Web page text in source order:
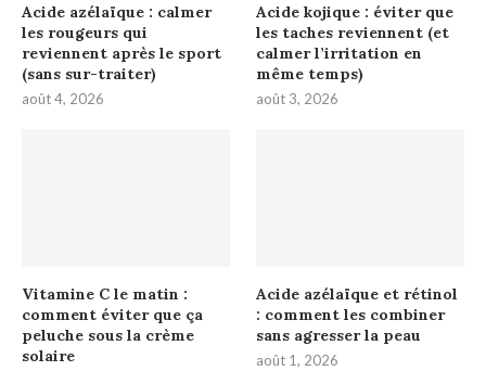
Acide azélaïque : calmer
les rougeurs qui
reviennent après le sport
(sans sur-traiter)
août 4, 2026
Acide kojique : éviter que
les taches reviennent (et
calmer l’irritation en
même temps)
août 3, 2026
Vitamine C le matin :
comment éviter que ça
peluche sous la crème
solaire
Acide azélaïque et rétinol
: comment les combiner
sans agresser la peau
août 1, 2026